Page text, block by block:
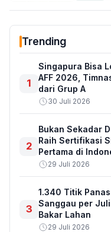
Trending
1
Singapura Bisa
AFF 2026,
dari Grup A
30 Juli 2026
2
Bukan Sekadar
Raih Sertifikasi
Pertama di
29 Juli 2026
3
1.340 Titik
Sanggau per Juli
Bakar Lahan
29 Juli 2026